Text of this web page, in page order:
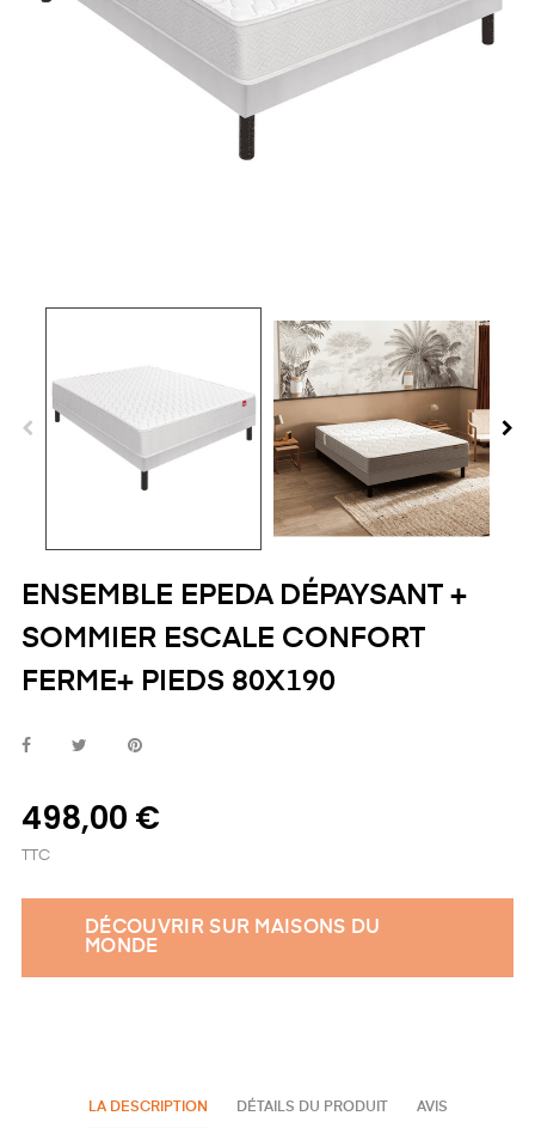
ENSEMBLE EPEDA DÉPAYSANT +
SOMMIER ESCALE CONFORT
FERME+ PIEDS 80X190
498,00 €
TTC
DÉCOUVRIR SUR MAISONS DU
MONDE
LA DESCRIPTION DÉTAILS DU PRODUIT AVIS